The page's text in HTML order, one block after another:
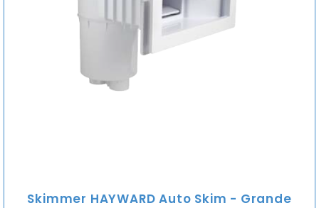
Skimmer HAYWARD Auto Skim - Grande